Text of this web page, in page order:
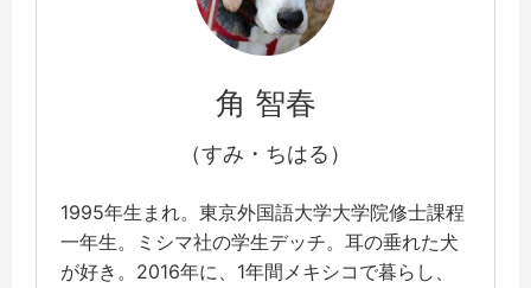
角 智春
（すみ・ちはる）
1995年生まれ。東京外国語大学大学院修士課程
一年生。ミシマ社の学生デッチ。耳の垂れた犬
が好き。2016年に、1年間メキシコで暮らし、